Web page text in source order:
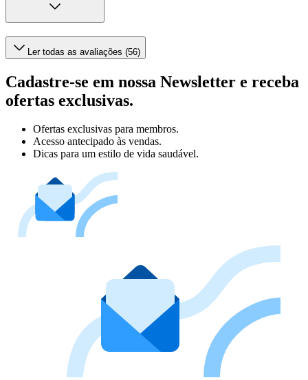
Ler todas as avaliações (56)
Cadastre-se em nossa Newsletter e receba
ofertas exclusivas.
Ofertas exclusivas para membros.
Acesso antecipado às vendas.
Dicas para um estilo de vida saudável.